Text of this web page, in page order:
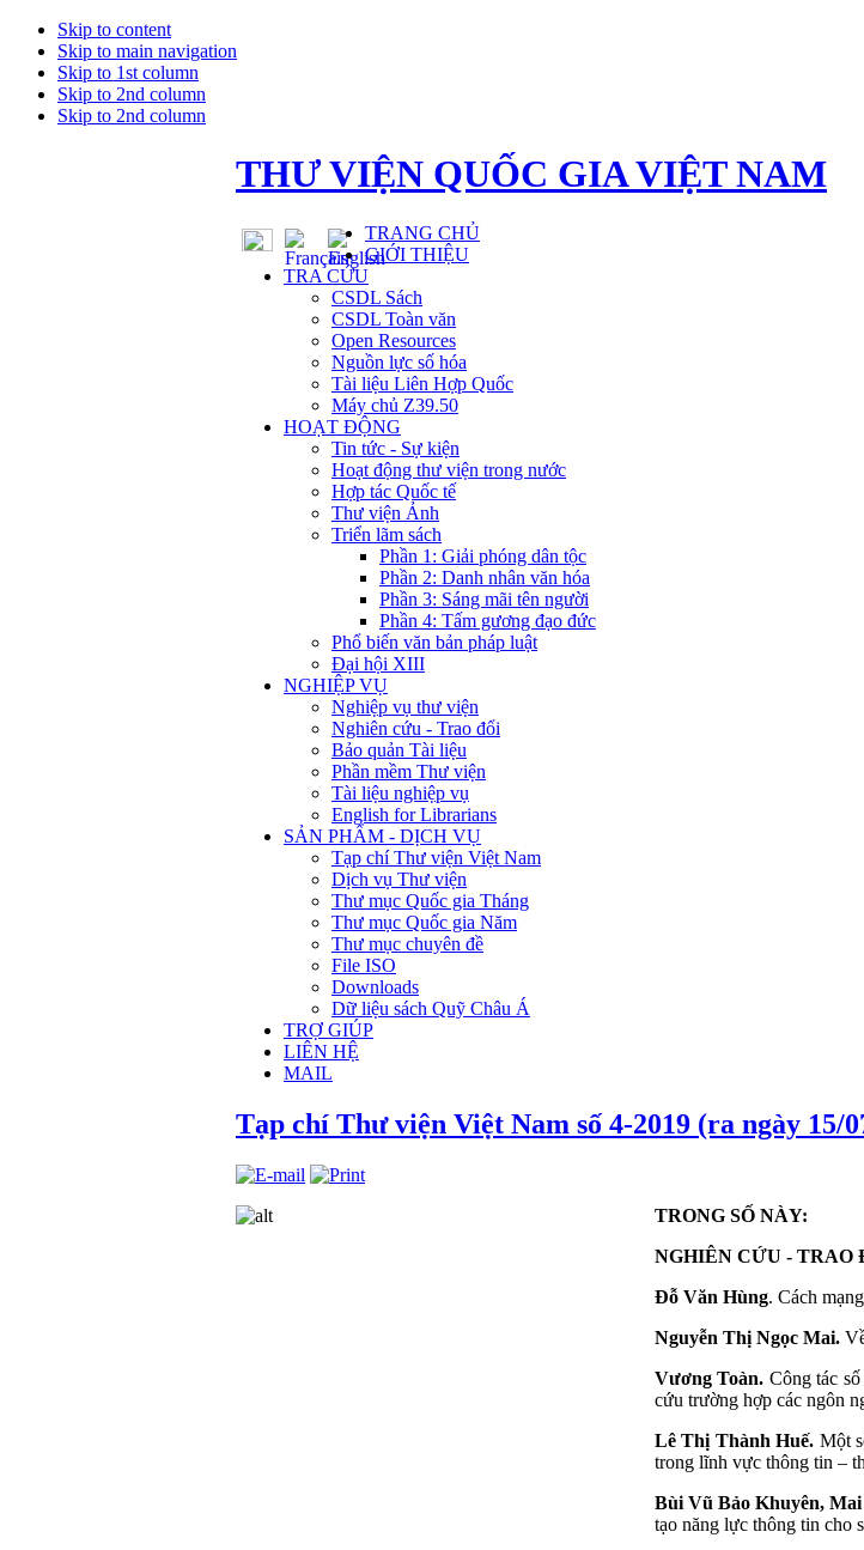
Skip to content
Skip to main navigation
Skip to 1st column
Skip to 2nd column
Skip to 2nd column
THƯ VIỆN QUỐC GIA VIỆT NAM
TRANG CHỦ
GIỚI THIỆU
TRA CỨU
CSDL Sách
CSDL Toàn văn
Open Resources
Nguồn lực số hóa
Tài liệu Liên Hợp Quốc
Máy chủ Z39.50
HOẠT ĐỘNG
Tin tức - Sự kiện
Hoạt động thư viện trong nước
Hợp tác Quốc tế
Thư viện Ảnh
Triển lãm sách
Phần 1: Giải phóng dân tộc
Phần 2: Danh nhân văn hóa
Phần 3: Sáng mãi tên người
Phần 4: Tấm gương đạo đức
Phổ biến văn bản pháp luật
Đại hội XIII
NGHIỆP VỤ
Nghiệp vụ thư viện
Nghiên cứu - Trao đổi
Bảo quản Tài liệu
Phần mềm Thư viện
Tài liệu nghiệp vụ
English for Librarians
SẢN PHẨM - DỊCH VỤ
Tạp chí Thư viện Việt Nam
Dịch vụ Thư viện
Thư mục Quốc gia Tháng
Thư mục Quốc gia Năm
Thư mục chuyên đề
File ISO
Downloads
Dữ liệu sách Quỹ Châu Á
TRỢ GIÚP
LIÊN HỆ
MAIL
Tạp chí Thư viện Việt Nam số 4-2019 (ra ngày 15/
TRONG SỐ NÀY:
NGHIÊN CỨU - TRAO
Đỗ Văn Hùng. Cách
Nguyễn Thị Ngọc Mai.
Vương Toàn. Công tác
cứu trường hợp các ngôn
Lê Thị Thành Huế. Một
trong lĩnh vực thông tin –
Bùi Vũ Bảo Khuyên,
tạo năng lực thông tin cho